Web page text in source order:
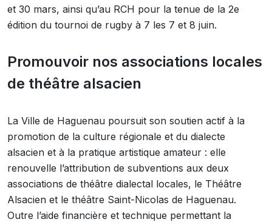
et 30 mars, ainsi qu’au RCH pour la tenue de la 2e
édition du tournoi de rugby à 7 les 7 et 8 juin.
Promouvoir nos associations locales
de théâtre alsacien
La Ville de Haguenau poursuit son soutien actif à la
promotion de la culture régionale et du dialecte
alsacien et à la pratique artistique amateur : elle
renouvelle l’attribution de subventions aux deux
associations de théâtre dialectal locales, le Théâtre
Alsacien et le théâtre Saint-Nicolas de Haguenau.
Outre l’aide financière et technique permettant la